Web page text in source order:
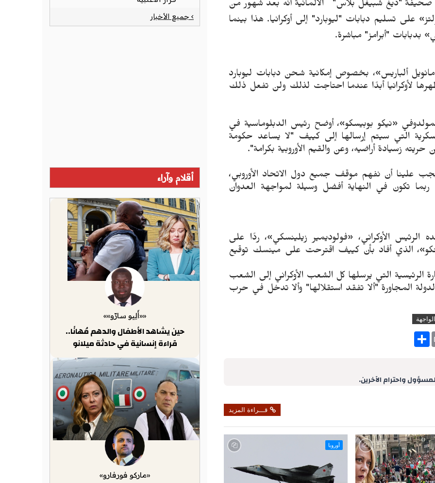
غ شبيغل بلاس" الألمانية أنه بعد شهور من
على تسليم دبابات "ليوبارد" إلى أوكرانيا. هذا بينما
بدبابات "أبرامز" مباشرة.
ألباريس»، بخصوص إمكانية شحن دبابات ليوبارد
ظهرها لأوكرانيا أبدًا عندما احتاجت لذلك ولن تفعل ذلك
«نيكو بوبيسكو»، أوضح رئيس الدبلوماسية في
التي سيتم إرسالها إلى كييف "لا يساعد حكومة
زسيادة أراضيه، وعن والقيم الأوروبية بكرامة".
علينا أن نفهم موقف جميع دول الاتحاد الأوروبي،
تكون في النهاية أفضل وسيلة لمواجهة العدوان
الرئيس الأوكراني، «فولوديمير زيلينسكي»، ردًا على
الذي أفاد بأن كييف اقترحت على مينسك توقيع
الرئيسية التي يرسلها كل الشعب الأوكراني إلى الشعب
المجاورة "ألا تفقد استقلالها" وألا تدخل في حرب
S
واحترام الآخرين.
قـــراءة المزيد
أوروبا
› جميع الأخبار
أقلام وآراء
««أَلِيو سارّو»»
حين يشاهد الأطفال والدهم مُهانًا..
قراءة إنسانية في حادثة ميلانو
«ماركو فورفارو»